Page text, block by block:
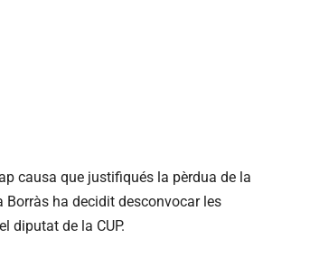
causa que justifiqués la pèrdua de la
Borràs ha decidit desconvocar les
diputat de la CUP.